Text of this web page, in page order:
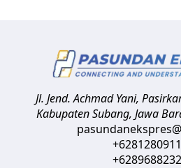
Jl. Jend. Achmad Yani,
Kabupaten Subang, Jawa